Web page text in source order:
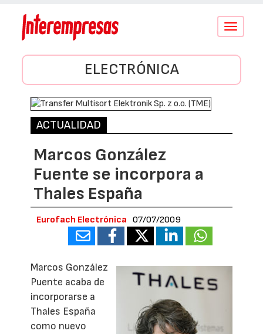
Conmutar
ELECTRÓNICA
ACTUALIDAD
Marcos González
Fuente se incorpora a
Thales España
Eurofach Electrónica 07/07/2009
Marcos González
Puente acaba de
incorporarse a
Thales España
como nuevo